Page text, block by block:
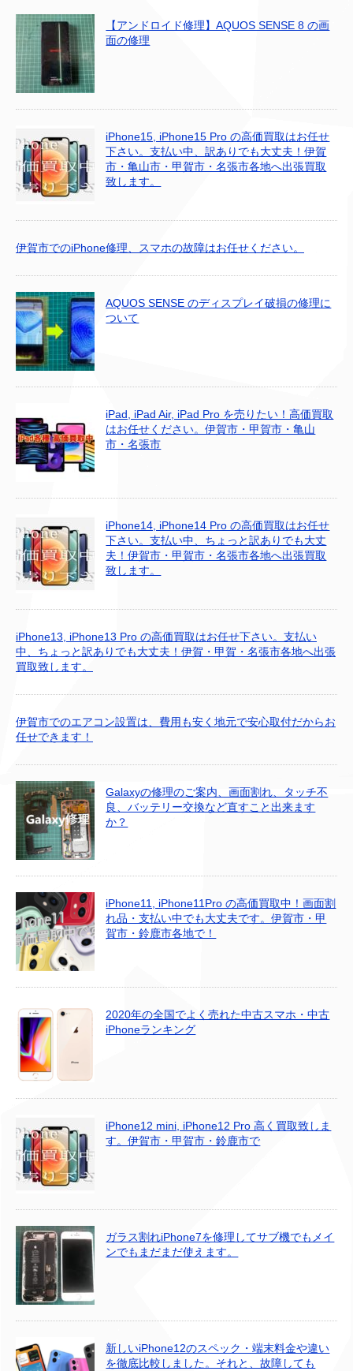
【アンドロイド修理】AQUOS SENSE 8 の画
面の修理
iPhone15, iPhone15 Pro の高価買取はお任せ
下さい。支払い中、訳ありでも大丈夫！伊賀
市・亀山市・甲賀市・名張市各地へ出張買取
致します。
伊賀市でのiPhone修理、スマホの故障はお任せください。
AQUOS SENSE のディスプレイ破損の修理に
ついて
iPad, iPad Air, iPad Pro を売りたい！高価買取
はお任せください。伊賀市・甲賀市・亀山
市・名張市
iPhone14, iPhone14 Pro の高価買取はお任せ
下さい。支払い中、ちょっと訳ありでも大丈
夫！伊賀市・甲賀市・名張市各地へ出張買取
致します。
iPhone13, iPhone13 Pro の高価買取はお任せ下さい。支払い
中、ちょっと訳ありでも大丈夫！伊賀・甲賀・名張市各地へ出張
買取致します。
伊賀市でのエアコン設置は、費用も安く地元で安心取付だからお
任せできます！
Galaxyの修理のご案内、画面割れ、タッチ不
良、バッテリー交換など直すこと出来ます
か？
iPhone11, iPhone11Pro の高価買取中！画面割
れ品・支払い中でも大丈夫です。伊賀市・甲
賀市・鈴鹿市各地で！
2020年の全国でよく売れた中古スマホ・中古
iPhoneランキング
iPhone12 mini, iPhone12 Pro 高く買取致しま
す。伊賀市・甲賀市・鈴鹿市で
ガラス割れiPhone7を修理してサブ機でもメイ
ンでもまだまだ使えます。
新しいiPhone12のスペック・端末料金や違い
を徹底比較しました。それと、故障しても